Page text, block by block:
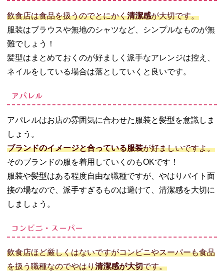
飲食店は食品を扱うのでとにかく清潔感が大切です。
服装はブラウスや無地のシャツなど、シンプルなものが無
難でしょう！
髪型はまとめておくのが好ましく派手なアレンジは控え、
ネイルをしている場合は落としていくと良いです。
アパレル
アパレルはお店の雰囲気に合わせた服装と髪型を意識しま
しょう。
ブランドのイメージと合っている服装が好ましいですよ。
そのブランドの服を着用していくのもOKです！
服装や髪型はある程度自由な職種ですが、やはりバイト面
接の場なので、派手すぎるものは避けて、清潔感を大切に
しましょう。
コンビニ・スーパー
飲食店ほど厳しくはないですがコンビニやスーパーも食品
を扱う職種なのでやはり清潔感が大切です。